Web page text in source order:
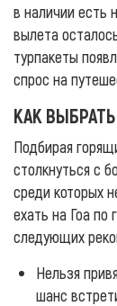
в наличии есть
вылета
турпакеты
спрос на
КАК
Подбирая
столкнуться с
среди которых
ехать на Гоа по
следующих
Нельзя
шанс